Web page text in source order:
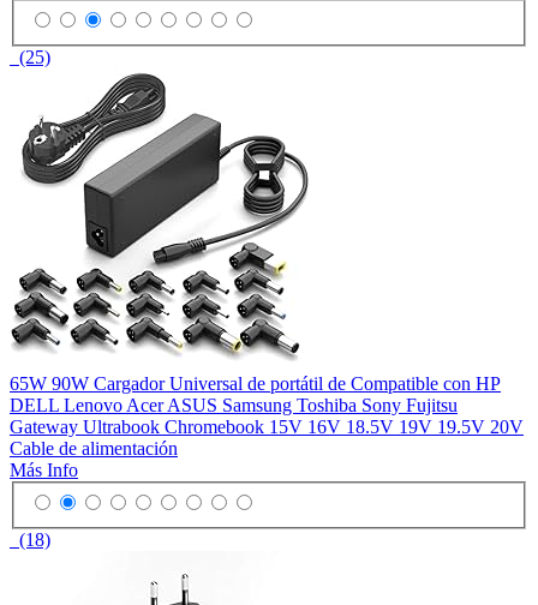
(25)
65W 90W Cargador Universal de portátil de Compatible con HP
DELL Lenovo Acer ASUS Samsung Toshiba Sony Fujitsu
Gateway Ultrabook Chromebook 15V 16V 18.5V 19V 19.5V 20V
Cable de alimentación
Más Info
(18)